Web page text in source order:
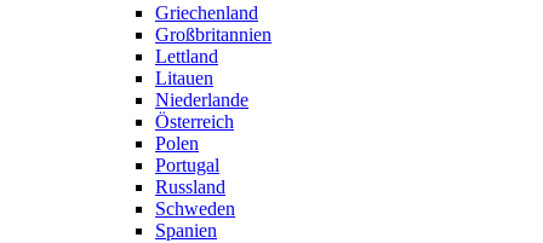
Griechenland
Großbritannien
Lettland
Litauen
Niederlande
Österreich
Polen
Portugal
Russland
Schweden
Spanien